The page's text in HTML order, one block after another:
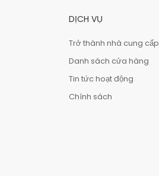
DỊCH VỤ
Trở thành nhà cung cấp
Danh sách cửa hàng
Tin tức hoạt động
Chính sách